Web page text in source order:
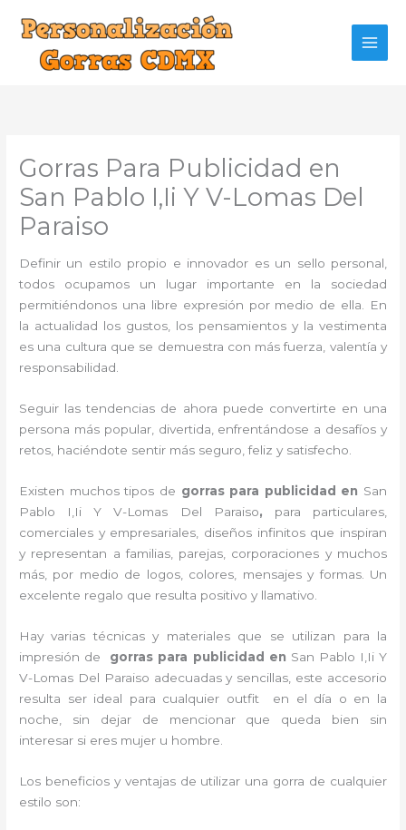
contenido
Gorras Para Publicidad en
San Pablo I,Ii Y V-Lomas Del
Paraiso
Definir un estilo propio e innovador es un sello personal,
todos ocupamos un lugar importante en la sociedad
permitiéndonos una libre expresión por medio de ella. En
la actualidad los gustos, los pensamientos y la vestimenta
es una cultura que se demuestra con más fuerza, valentía y
responsabilidad.
Seguir las tendencias de ahora puede convertirte en una
persona más popular, divertida, enfrentándose a desafíos y
retos, haciéndote sentir más seguro, feliz y satisfecho.
Existen muchos tipos de gorras para publicidad en San
Pablo I,Ii Y V-Lomas Del Paraiso, para particulares,
comerciales y empresariales, diseños infinitos que inspiran
y representan a familias, parejas, corporaciones y muchos
más, por medio de logos, colores, mensajes y formas. Un
excelente regalo que resulta positivo y llamativo.
Hay varias técnicas y materiales que se utilizan para la
impresión de gorras para publicidad en San Pablo I,Ii Y
V-Lomas Del Paraiso adecuadas y sencillas, este accesorio
resulta ser ideal para cualquier outfit en el día o en la
noche, sin dejar de mencionar que queda bien sin
interesar si eres mujer u hombre.
Los beneficios y ventajas de utilizar una gorra de cualquier
estilo son: